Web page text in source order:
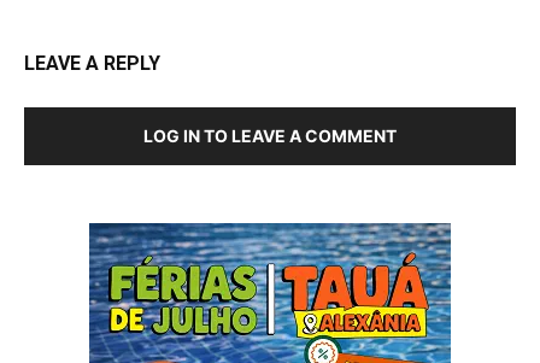
LEAVE A REPLY
LOG IN TO LEAVE A COMMENT